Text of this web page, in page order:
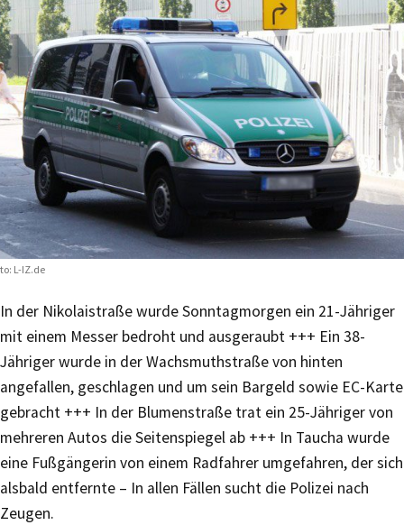
L-IZ.de
In der Nikolaistraße wurde Sonntagmorgen ein 21-Jähriger
mit einem Messer bedroht und ausgeraubt +++ Ein 38-
Jähriger wurde in der Wachsmuthstraße von hinten
angefallen, geschlagen und um sein Bargeld sowie EC-Karte
gebracht +++ In der Blumenstraße trat ein 25-Jähriger von
mehreren Autos die Seitenspiegel ab +++ In Taucha wurde
eine Fußgängerin von einem Radfahrer umgefahren, der sich
alsbald entfernte – In allen Fällen sucht die Polizei nach
Zeugen.